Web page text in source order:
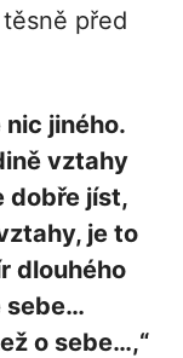
před
jiného.
vztahy
dobře jíst,
je to
dlouhého
sebe…
o sebe…,“